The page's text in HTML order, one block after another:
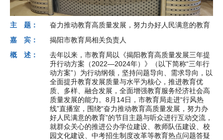
主 题：
奋力推动教育高质量发展，努力办好人民满意的教育
嘉 宾：
揭阳市教育局相关负责人
概 述：
去年以来，市教育局以《揭阳教育高质量发展三年提
升行动方案（2022—2024年）》（以下简称“三年行
动方案”）为行动纲领，坚持问题导向、需求导向，以
全面提升教育发展质量与水平为核心，推进教育优
质、多样、融合发展，全面增强教育服务经济社会高
质量发展的能力。8月14日，市教育局走进“行风热
线”直播室，围绕“奋力推动教育高质量发展，努力办
好人民满意的教育”的节目主题与听众进行互动交流，
就群众关心的推进公办学位建设、教师队伍建设、校
园文化建设、中考招生制度改革等教育热点问题答疑